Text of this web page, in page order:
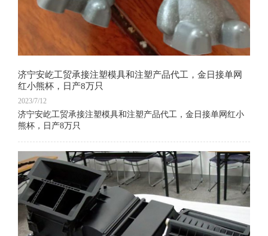
济宁安屹工贸承接注塑模具和注塑产品代工，金日接单网
红小熊杯，日产8万只
2023/7/12
济宁安屹工贸承接注塑模具和注塑产品代工，金日接单网红小
熊杯，日产8万只